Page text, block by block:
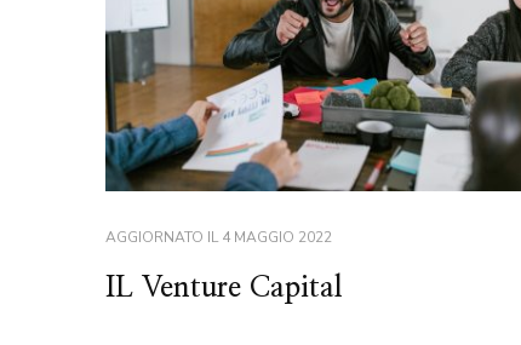
AGGIORNATO IL4 MAGGIO 2022
IL Venture Capital